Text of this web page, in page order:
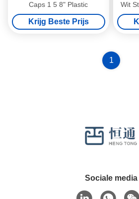
Caps 1 5 8" Plastic
Krijg Beste Prijs
Wit
1
Sociale media